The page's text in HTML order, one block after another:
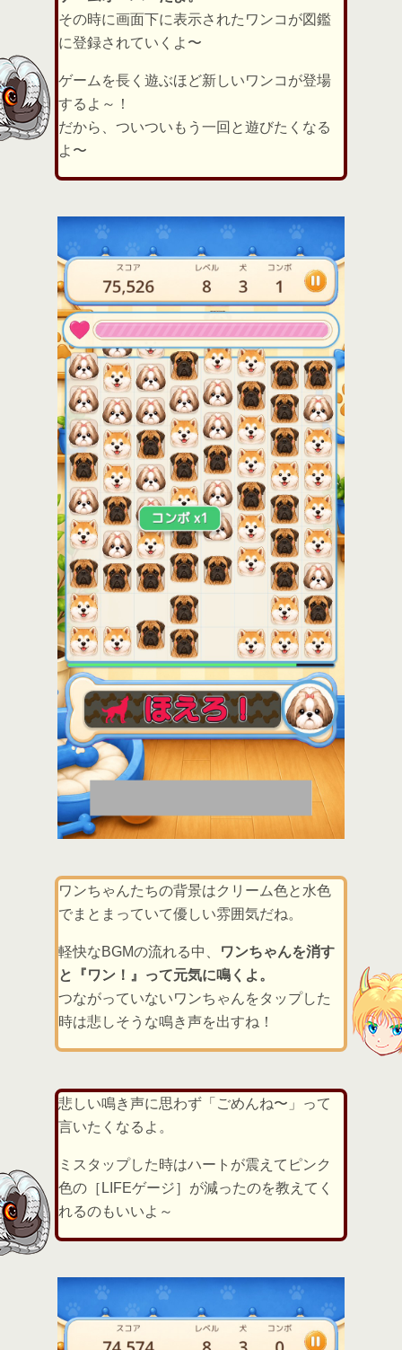
その時に画面下に表示されたワンコが図鑑
に登録されていくよ〜
ゲームを長く遊ぶほど新しいワンコが登場
するよ～！
だから、ついついもう一回と遊びたくなる
よ〜
ワンちゃんたちの背景はクリーム色と水色
でまとまっていて優しい雰囲気だね。
軽快なBGMの流れる中、
ワンちゃんを消す
と『ワン！』って元気に鳴くよ。
つながっていないワンちゃんをタップした
時は悲しそうな鳴き声を出すね！
悲しい鳴き声に思わず「ごめんね〜」って
言いたくなるよ。
ミスタップした時はハートが震えてピンク
色の［LIFEゲージ］が減ったのを教えてく
れるのもいいよ～